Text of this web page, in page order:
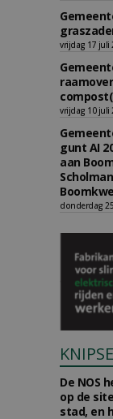
vrijdag 17 juli
vrijdag 10 juli
gunt AI
aan
donderdag
De NOS
op de
stad, en